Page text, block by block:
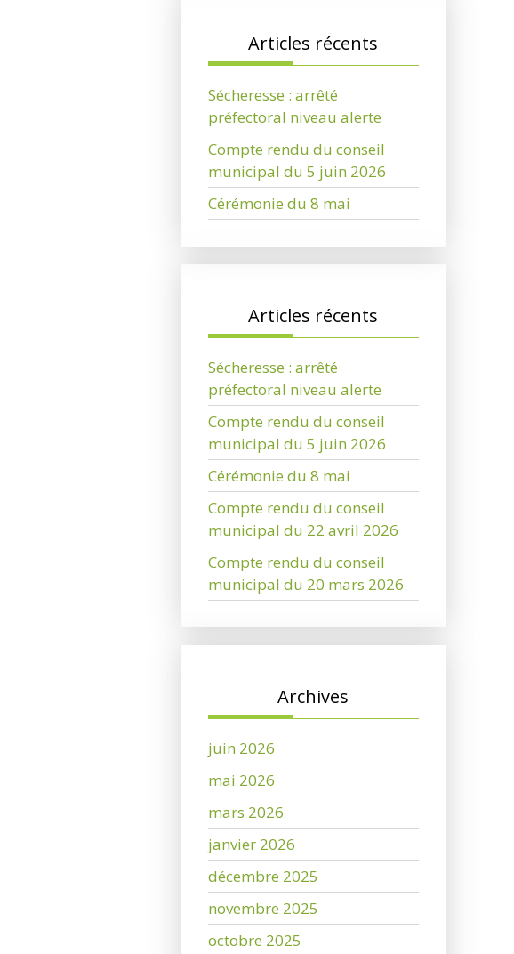
Articles récents
Sécheresse : arrêté
préfectoral niveau alerte
Compte rendu du conseil
municipal du 5 juin 2026
Cérémonie du 8 mai
Articles récents
Sécheresse : arrêté
préfectoral niveau alerte
Compte rendu du conseil
municipal du 5 juin 2026
Cérémonie du 8 mai
Compte rendu du conseil
municipal du 22 avril 2026
Compte rendu du conseil
municipal du 20 mars 2026
Archives
juin 2026
mai 2026
mars 2026
janvier 2026
décembre 2025
novembre 2025
octobre 2025